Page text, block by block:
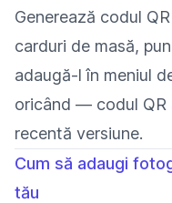
Generează codul
carduri de masă,
adaugă-l în meniul
oricând — codul QR
recentă versiune.
Cum să adaugi
tău